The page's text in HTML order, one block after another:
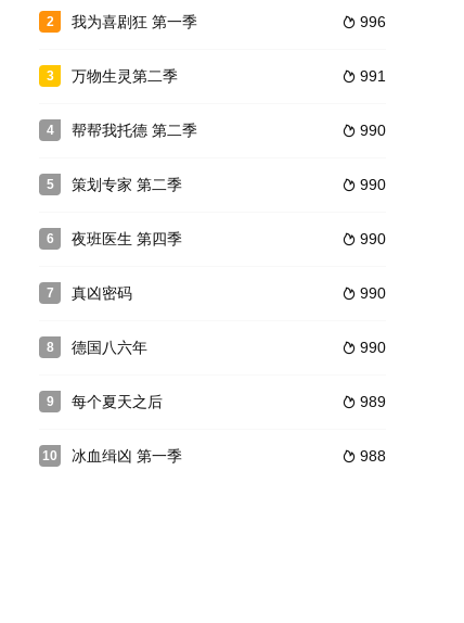
对的高压﹑可怕﹑震惊情景。这些应对紧急情况的人得平衡好自己，在
想的地方。
心、嫉妒和渴望关注的欲望中黑暗的一面。
for season six, Vi
2  996
我为喜剧狂 第一季
3  991
万物生灵第二季
4  990
帮帮我托德 第二季
5  990
策划专家 第二季
6  990
夜班医生 第四季
7  990
真凶密码
8  990
德国八六年
9  989
每个夏天之后
10  988
冰血缉凶 第一季